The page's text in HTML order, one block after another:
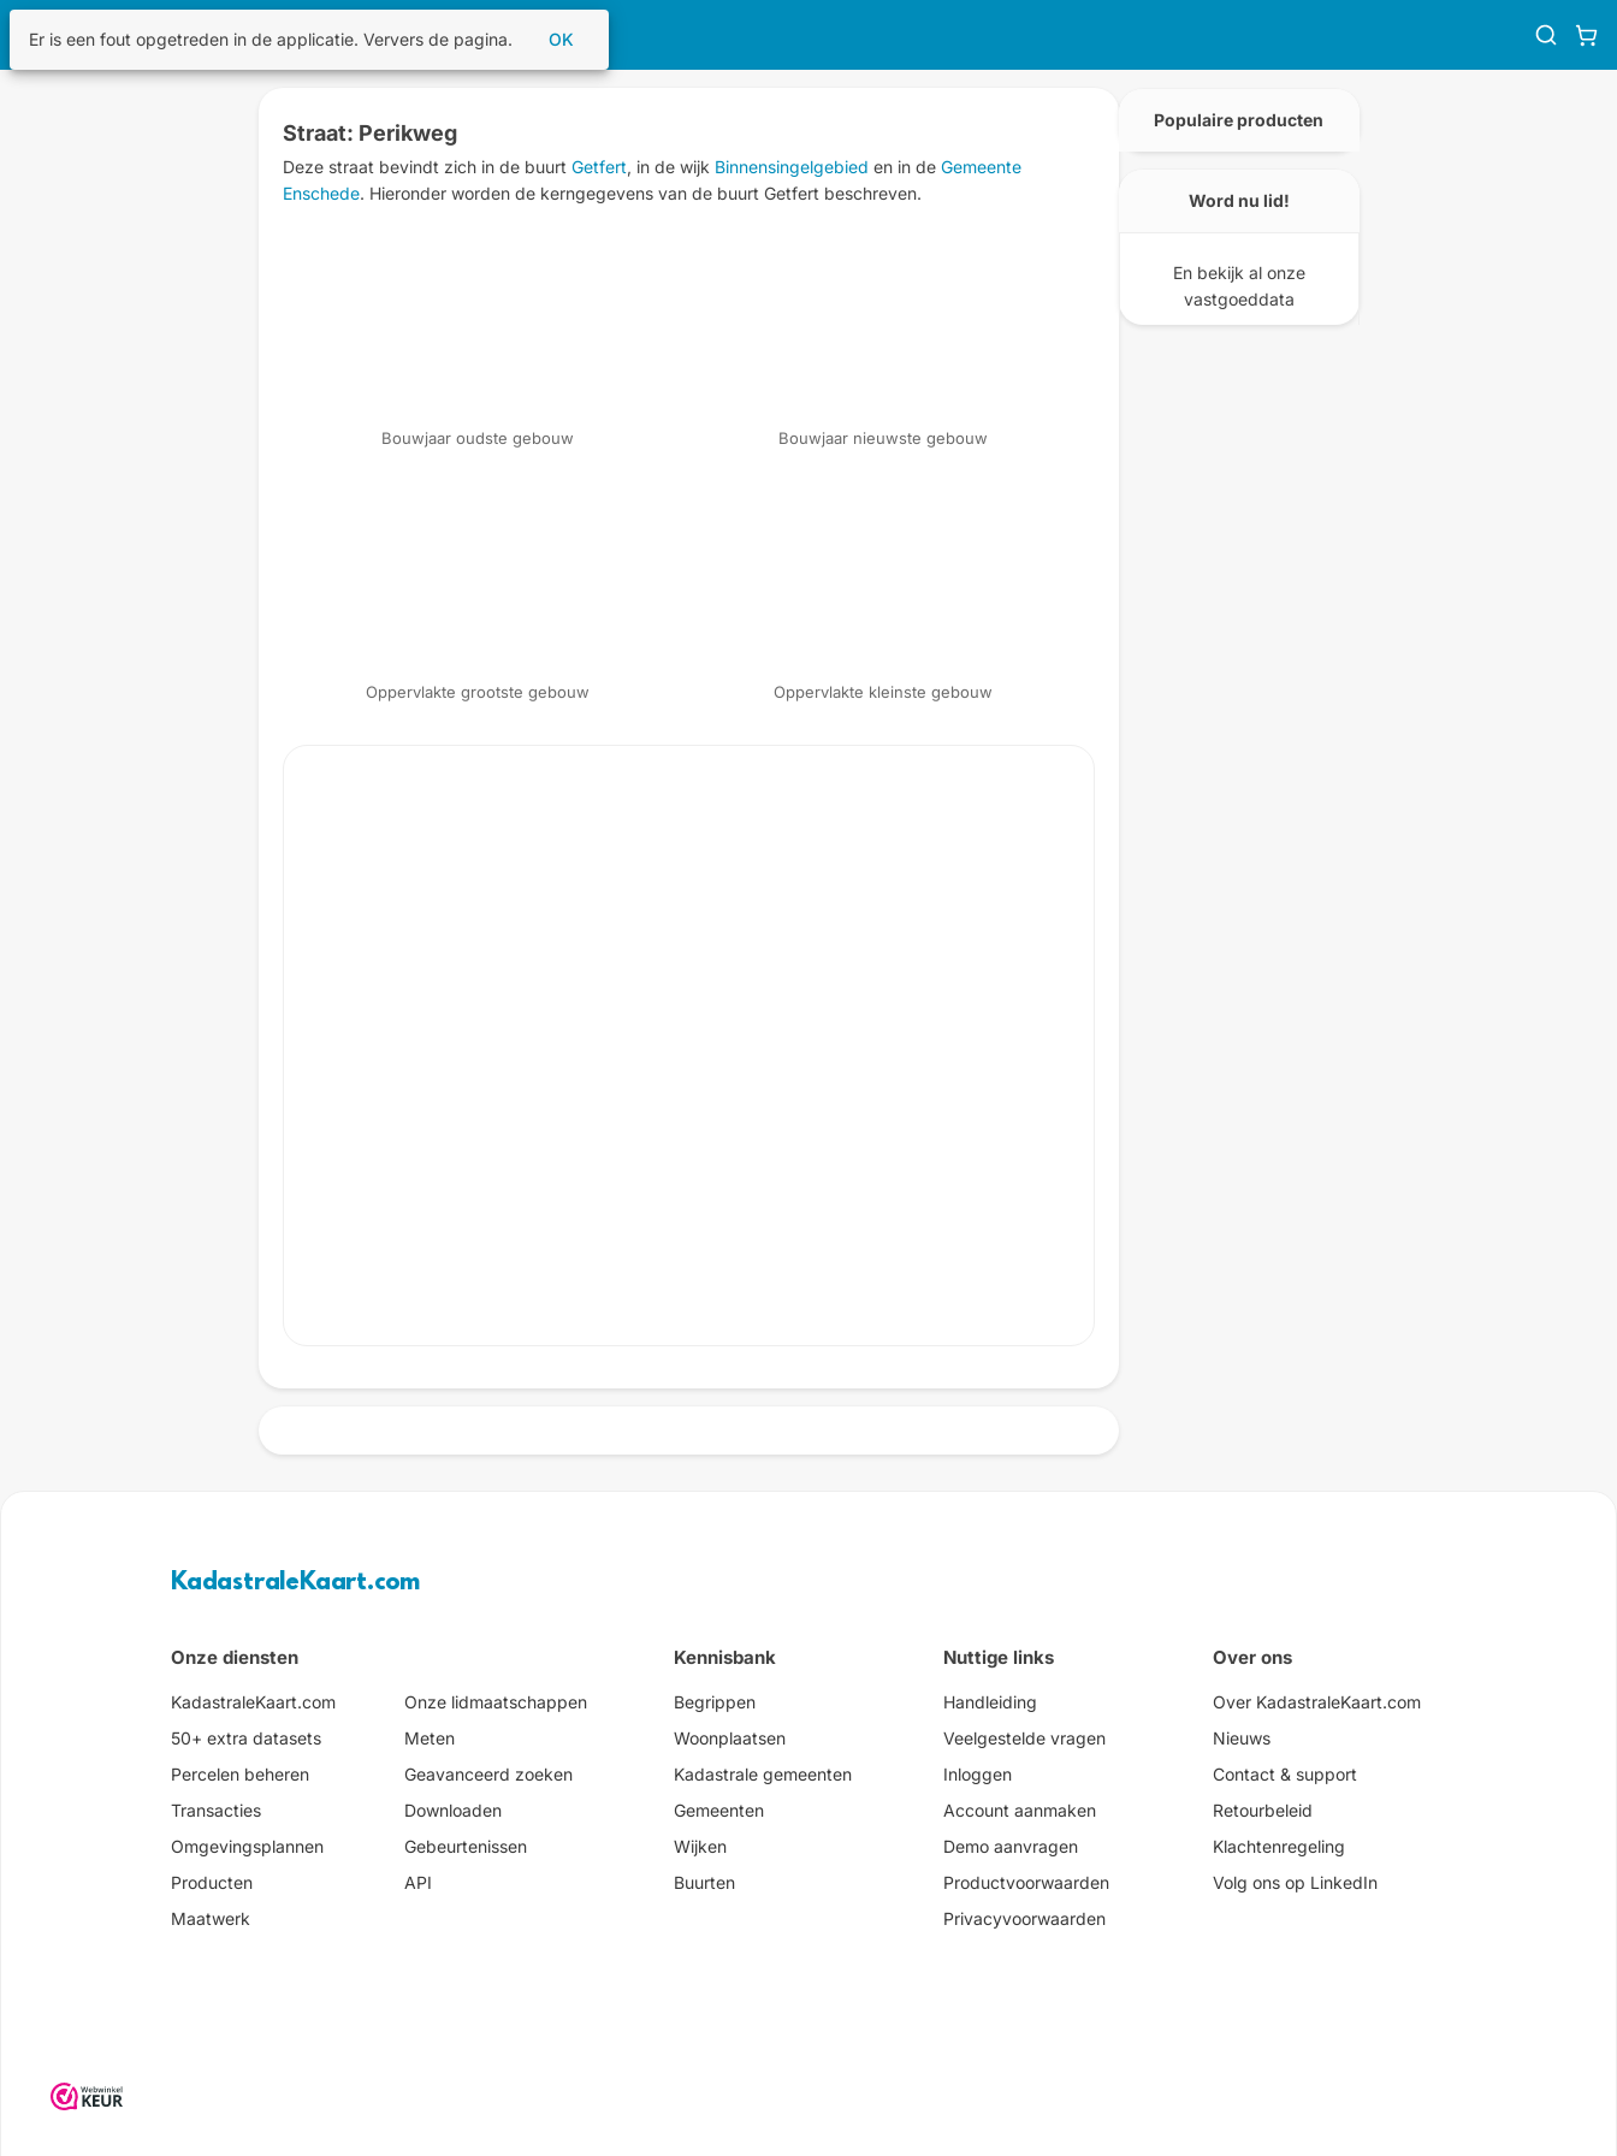
KadastraleKaart.com
Straat: Perikweg
Deze straat bevindt zich in de buurt Getfert, in de wijk Binnensingelgebied en in de Gemeente
Enschede. Hieronder worden de kerngegevens van de buurt Getfert beschreven.
Bouwjaar oudste gebouw Bouwjaar nieuwste gebouw
Oppervlakte grootste gebouw Oppervlakte kleinste gebouw
Populaire producten
Word nu lid!
En bekijk al onze
vastgoeddata
KadastraleKaart.com
Onze diensten
KadastraleKaart.com
Onze lidmaatschappen
50+ extra datasets
Meten
Percelen beheren
Geavanceerd zoeken
Transacties
Downloaden
Omgevingsplannen
Gebeurtenissen
Producten
API
Maatwerk
Kennisbank
Begrippen
Woonplaatsen
Kadastrale gemeenten
Gemeenten
Wijken
Buurten
Nuttige links
Handleiding
Veelgestelde vragen
Inloggen
Account aanmaken
Demo aanvragen
Productvoorwaarden
Privacyvoorwaarden
Over ons
Over KadastraleKaart.com
Nieuws
Contact & support
Retourbeleid
Klachtenregeling
Volg ons op LinkedIn
Er is een fout opgetreden in de applicatie. Ververs de pagina. OK